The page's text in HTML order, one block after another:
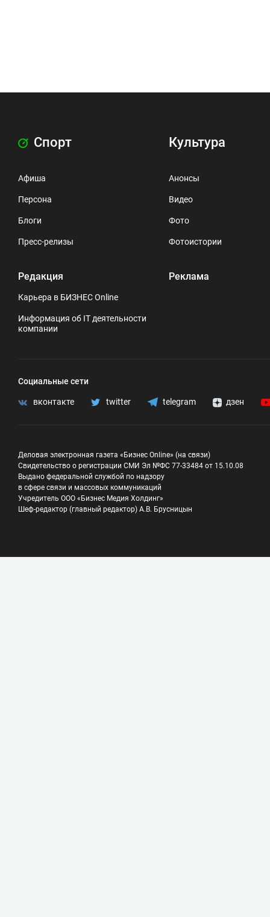
Спорт
Афиша
Персона
Блоги
Пресс-релизы
Редакция
Карьера в БИЗНЕС Online
Информация об IT деятельности
компании
Культура
Анонсы
Видео
Фото
Фотоистории
Реклама
Социальные сети
вконтакте twitter telegram дзен
Деловая электронная газета «Бизнес Online» (на связи)
Свидетельство о регистрации СМИ Эл №ФС 77-33484 от 15.10.08
Выдано федеральной службой по надзору
в сфере связи и массовых коммуникаций
Учредитель ООО «Бизнес Медия Холдинг»
Шеф-редактор (главный редактор) А.В. Брусницын